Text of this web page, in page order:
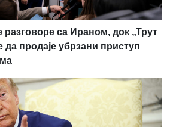
разговоре са Ираном, док „Трут
продаје убрзани приступ